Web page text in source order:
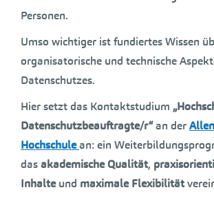
Personen.
Umso wichtiger ist fundiertes Wissen
organisatorische und technische
Datenschutzes.
Hier setzt das Kontaktstudium
Datenschutzbeauftragte/r“an der
Hochschulean: ein
dasakademische Qualität,
Inhalteund maximale Flexibilität